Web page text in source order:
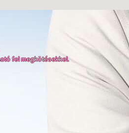
fel megkötésekkel.